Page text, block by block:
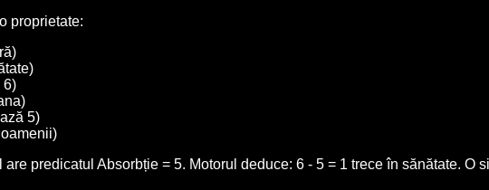
proprietate:
6)
5)
predicatul Absorbție = 5. Motorul deduce: 6 - 5 = 1 trece în sănătate.